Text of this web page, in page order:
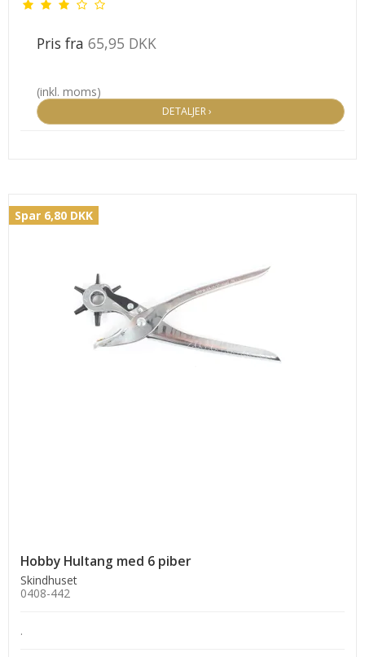
Pris fra 65,95 DKK
(inkl. moms)
DETALJER ›
Spar 6,80 DKK
Hobby Hultang med 6 piber
Skindhuset
0408-442
.